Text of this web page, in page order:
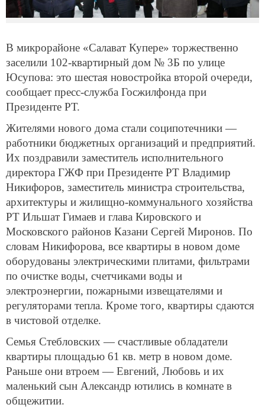
В микрорайоне «Салават Купере» торжественно
заселили 102-квартирный дом № 3Б по улице
Юсупова: это шестая новостройка второй очереди,
сообщает пресс-служба Госжилфонда при
Президенте РТ.
Жителями нового дома стали соципотечники —
работники бюджетных организаций и предприятий.
Их поздравили заместитель исполнительного
директора ГЖФ при Президенте РТ Владимир
Никифоров, заместитель министра строительства,
архитектуры и жилищно-коммунального хозяйства
РТ Ильшат Гимаев и глава Кировского и
Московского районов Казани Сергей Миронов. По
словам Никифорова, все квартиры в новом доме
оборудованы электрическими плитами, фильтрами
по очистке воды, счетчиками воды и
электроэнергии, пожарными извещателями и
регуляторами тепла. Кроме того, квартиры сдаются
в чистовой отделке.
Семья Стебловских — счастливые обладатели
квартиры площадью 61 кв. метр в новом доме.
Раньше они втроем — Евгений, Любовь и их
маленький сын Александр ютились в комнате в
общежитии.